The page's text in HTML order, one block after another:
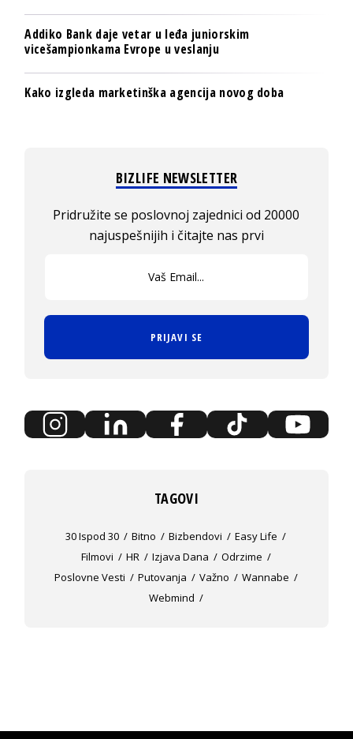
Addiko Bank daje vetar u leđa juniorskim
vicešampionkama Evrope u veslanju
Kako izgleda marketinška agencija novog doba
BIZLIFE NEWSLETTER
Pridružite se poslovnoj zajednici od 20000
najuspešnijih i čitajte nas prvi
PRIJAVI SE
TAGOVI
30 Ispod 30 Bitno Bizbendovi
Easy Life
Filmovi
HR Izjava Dana
Odrzime
Poslovne Vesti
Putovanja Važno
Wannabe
Webmind